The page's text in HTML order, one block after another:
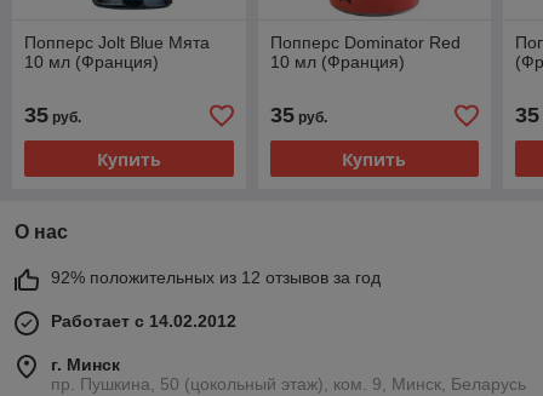
Попперс Jolt Blue Мята
10 мл (Франция)
35 руб.
Купить
Попперс Dominator Red
10 мл (Франция)
35руб.
Купить
35
О нас
92% положительных из 12 отзывов за год
Работает с 14.02.2012
г. Минск
пр. Пушкина, 50 (цокольный этаж), ком. 9, Минск, Беларусь